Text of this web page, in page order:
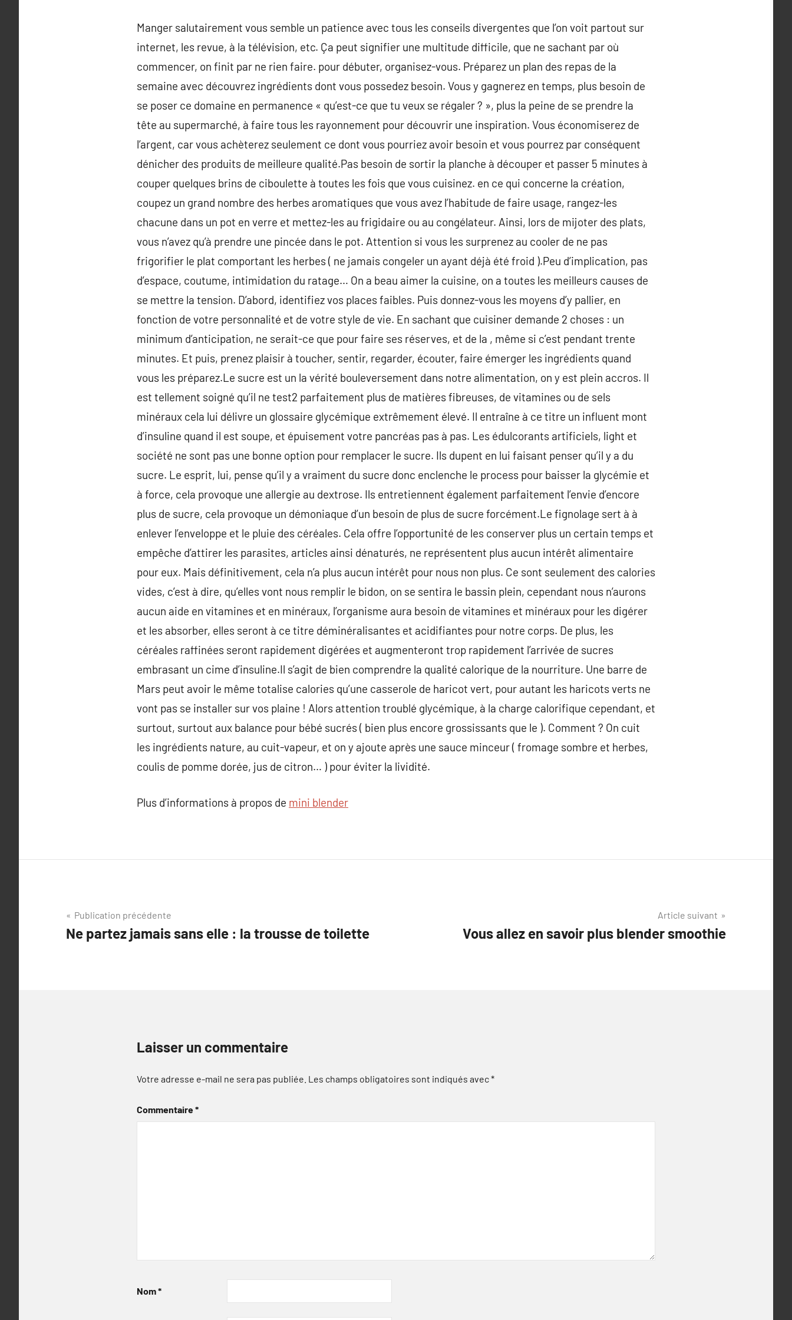
Manger salutairement vous semble un patience avec tous les conseils divergentes que l’on voit partout sur
internet, les revue, à la télévision, etc. Ça peut signifier une multitude difficile, que ne sachant par où
commencer, on finit par ne rien faire. pour débuter, organisez-vous. Préparez un plan des repas de la
semaine avec découvrez ingrédients dont vous possedez besoin. Vous y gagnerez en temps, plus besoin de
se poser ce domaine en permanence « qu’est-ce que tu veux se régaler ? », plus la peine de se prendre la
tête au supermarché, à faire tous les rayonnement pour découvrir une inspiration. Vous économiserez de
l’argent, car vous achèterez seulement ce dont vous pourriez avoir besoin et vous pourrez par conséquent
dénicher des produits de meilleure qualité.Pas besoin de sortir la planche à découper et passer 5 minutes à
couper quelques brins de ciboulette à toutes les fois que vous cuisinez. en ce qui concerne la création,
coupez un grand nombre des herbes aromatiques que vous avez l’habitude de faire usage, rangez-les
chacune dans un pot en verre et mettez-les au frigidaire ou au congélateur. Ainsi, lors de mijoter des plats,
vous n’avez qu’à prendre une pincée dans le pot. Attention si vous les surprenez au cooler de ne pas
frigorifier le plat comportant les herbes ( ne jamais congeler un ayant déjà été froid ).Peu d’implication, pas
d’espace, coutume, intimidation du ratage… On a beau aimer la cuisine, on a toutes les meilleurs causes de
se mettre la tension. D’abord, identifiez vos places faibles. Puis donnez-vous les moyens d’y pallier, en
fonction de votre personnalité et de votre style de vie. En sachant que cuisiner demande 2 choses : un
minimum d’anticipation, ne serait-ce que pour faire ses réserves, et de la , même si c’est pendant trente
minutes. Et puis, prenez plaisir à toucher, sentir, regarder, écouter, faire émerger les ingrédients quand
vous les préparez.Le sucre est un la vérité bouleversement dans notre alimentation, on y est plein accros. Il
est tellement soigné qu’il ne test2 parfaitement plus de matières fibreuses, de vitamines ou de sels
minéraux cela lui délivre un glossaire glycémique extrêmement élevé. Il entraîne à ce titre un influent mont
d’insuline quand il est soupe, et épuisement votre pancréas pas à pas. Les édulcorants artificiels, light et
société ne sont pas une bonne option pour remplacer le sucre. Ils dupent en lui faisant penser qu’il y a du
sucre. Le esprit, lui, pense qu’il y a vraiment du sucre donc enclenche le process pour baisser la glycémie et
à force, cela provoque une allergie au dextrose. Ils entretiennent également parfaitement l’envie d’encore
plus de sucre, cela provoque un démoniaque d’un besoin de plus de sucre forcément.Le fignolage sert à à
enlever l’enveloppe et le pluie des céréales. Cela offre l’opportunité de les conserver plus un certain temps et
empêche d’attirer les parasites, articles ainsi dénaturés, ne représentent plus aucun intérêt alimentaire
pour eux. Mais définitivement, cela n’a plus aucun intérêt pour nous non plus. Ce sont seulement des calories
vides, c’est à dire, qu’elles vont nous remplir le bidon, on se sentira le bassin plein, cependant nous n’aurons
aucun aide en vitamines et en minéraux, l’organisme aura besoin de vitamines et minéraux pour les digérer
et les absorber, elles seront à ce titre déminéralisantes et acidifiantes pour notre corps. De plus, les
céréales raffinées seront rapidement digérées et augmenteront trop rapidement l’arrivée de sucres
embrasant un cime d’insuline.Il s’agit de bien comprendre la qualité calorique de la nourriture. Une barre de
Mars peut avoir le même totalise calories qu’une casserole de haricot vert, pour autant les haricots verts ne
vont pas se installer sur vos plaine ! Alors attention troublé glycémique, à la charge calorifique cependant, et
surtout, surtout aux balance pour bébé sucrés ( bien plus encore grossissants que le ). Comment ? On cuit
les ingrédients nature, au cuit-vapeur, et on y ajoute après une sauce minceur ( fromage sombre et herbes,
coulis de pomme dorée, jus de citron… ) pour éviter la lividité.
Plus d’informations à propos de mini blender
Navigation
de
Publication précédente
Ne partez jamais sans elle : la trousse de toilette
Article suivant
Vous allez en savoir plus blender smoothie
Laisser un commentaire
Votre adresse e-mail ne sera pas publiée. Les champs obligatoires sont indiqués avec*
Commentaire*
Nom*